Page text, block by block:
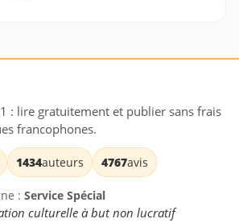
: lire gratuitement et publier sans frais
francophones.
1434auteurs 4767avis
: Service Spécial
culturelle à but non lucratif